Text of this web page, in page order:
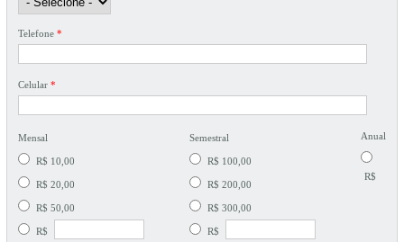
Telefone *
Celular *
Mensal
R$ 10,00
R$ 20,00
R$ 50,00
R$
Semestral
R$ 100,00
R$ 200,00
R$ 300,00
R$
Anual
R$